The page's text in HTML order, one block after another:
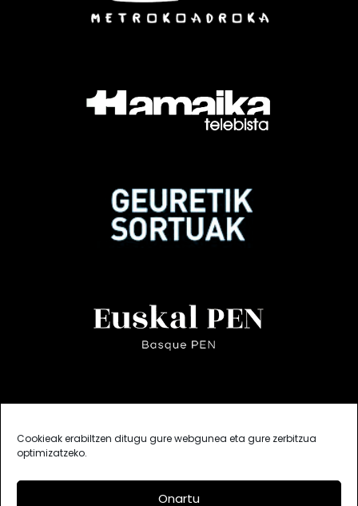
Cookieak erabiltzen ditugu gure webgunea eta gure zerbitzua
optimizatzeko.
Onartu